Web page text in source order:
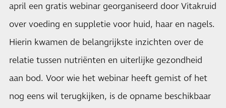
april een gratis webinar georganiseerd door Vitakruid
over voeding en suppletie voor huid, haar en nagels.
Hierin kwamen de belangrijkste inzichten over de
relatie tussen nutriënten en uiterlijke gezondheid
aan bod. Voor wie het webinar heeft gemist of het
nog eens wil terugkijken, is de opname beschikbaar